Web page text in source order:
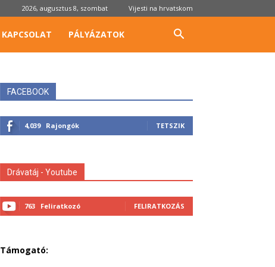
2026, augusztus 8, szombat Vijesti na hrvatskom
KAPCSOLAT PÁLYÁZATOK
FACEBOOK
4,039 Rajongók TETSZIK
Drávatáj - Youtube
763 Feliratkozó FELIRATKOZÁS
Támogató: